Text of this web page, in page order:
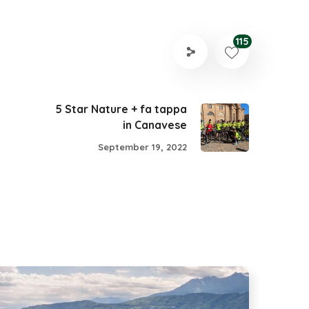
115
5 Star Nature + fa tappa
in Canavese
September 19, 2022